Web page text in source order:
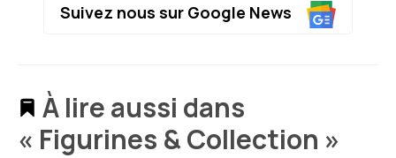
Suivez nous sur Google News
À lire aussi dans
« Figurines & Collection »